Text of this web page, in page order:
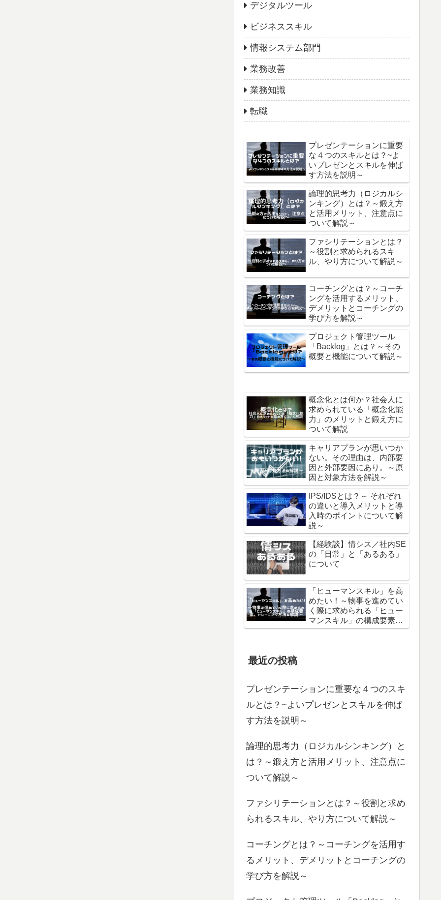
デジタルツール
ビジネススキル
情報システム部門
業務改善
業務知識
転職
プレゼンテーションに重要
な４つのスキルとは？~よ
いプレゼンとスキルを伸ば
す方法を説明～
論理的思考力（ロジカルシ
ンキング）とは？～鍛え方
と活用メリット、注意点に
ついて解説～
ファシリテーションとは？
～役割と求められるスキ
ル、やり方について解説～
コーチングとは？～コーチ
ングを活用するメリット、
デメリットとコーチングの
学び方を解説～
プロジェクト管理ツール
「Backlog」とは？～その
概要と機能について解説～
概念化とは何か？社会人に
求められている「概念化能
力」のメリットと鍛え方に
ついて解説
キャリアプランが思いつか
ない。その理由は、内部要
因と外部要因にあり。～原
因と対象方法を解説～
IPS/IDSとは？～ それぞれ
の違いと導入メリットと導
入時のポイントについて解
説～
【経験談】情シス／社内SE
の「日常」と「あるある」
について
「ヒューマンスキル」を高
めたい！～物事を進めてい
く際に求められる「ヒュー
マンスキル」の構成要素、
トレーニング方法を解説～
最近の投稿
プレゼンテーションに重要な４つのスキ
ルとは？~よいプレゼンとスキルを伸ば
す方法を説明～
論理的思考力（ロジカルシンキング）と
は？～鍛え方と活用メリット、注意点に
ついて解説～
ファシリテーションとは？～役割と求め
られるスキル、やり方について解説～
コーチングとは？～コーチングを活用す
るメリット、デメリットとコーチングの
学び方を解説～